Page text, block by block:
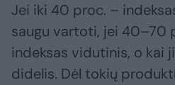
Jei iki 40 proc. –
saugu vartoti, jei 40–70
indeksas vidutinis, o kai
didelis. Dėl tokių